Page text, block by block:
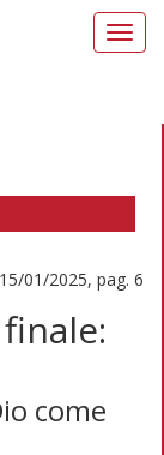
01/2025, pag. 6
come